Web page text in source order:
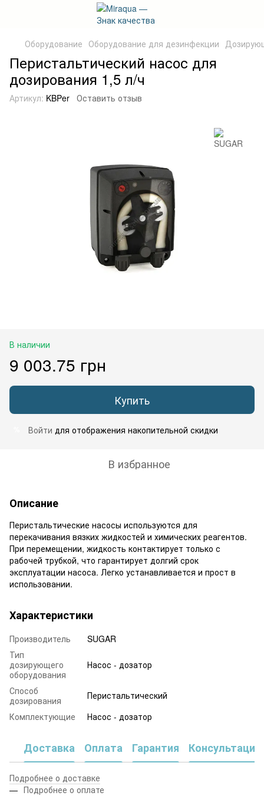
Оборудование Оборудование для дезинфекции
Перистальтический насос для
дозирования 1,5 л/ч
Артикул: KBPer Оставить отзыв
В наличии
9 003.75 грн
Купить
Войти для отображения накопительной скидки
В избранное
Описание
Перистальтические насосы используются для
перекачивания вязких жидкостей и химических реагентов.
При перемещении, жидкость контактирует только с
рабочей трубкой, что гарантирует долгий срок
эксплуатации насоса. Легко устанавливается и прост в
использовании.
Характеристики
Производитель
SUGAR
Тип
дозирующего
оборудования
Насос - дозатор
Способ
дозирования
Перистальтический
Комплектующие
Насос - дозатор
Доставка Оплата Гарантия Консультация
Подробнее о доставке
Подробнее о оплате